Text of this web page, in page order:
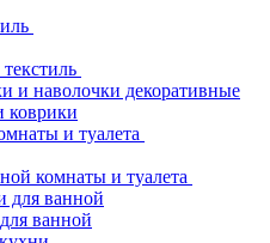
и наволочки декоративные
коврики
и туалета
комнаты и туалета
для ванной
ванной